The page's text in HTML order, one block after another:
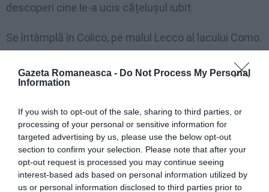
Gazeta Romaneasca - Do Not Process My Personal
Information
If you wish to opt-out of the sale, sharing to third parties, or
processing of your personal or sensitive information for
targeted advertising by us, please use the below opt-out
section to confirm your selection. Please note that after your
opt-out request is processed you may continue seeing
interest-based ads based on personal information utilized by
us or personal information disclosed to third parties prior to
descoperi cine le-a ucis cățelușul iubit.
Se întâmplă în Colico, pe malul Lecco al lacului Como.
începutul lunii noiembrie după ce a mâncat o gură
grădina cabanei în care animalul locuia cu Emilia și
cei doi fii ai lor, Marco și Andrea Combi.
”Snoopy era ca un membru al familiei’, explică Andrea,
‘era foarte liniștit, mergea cu greu, cel mult ieșea în